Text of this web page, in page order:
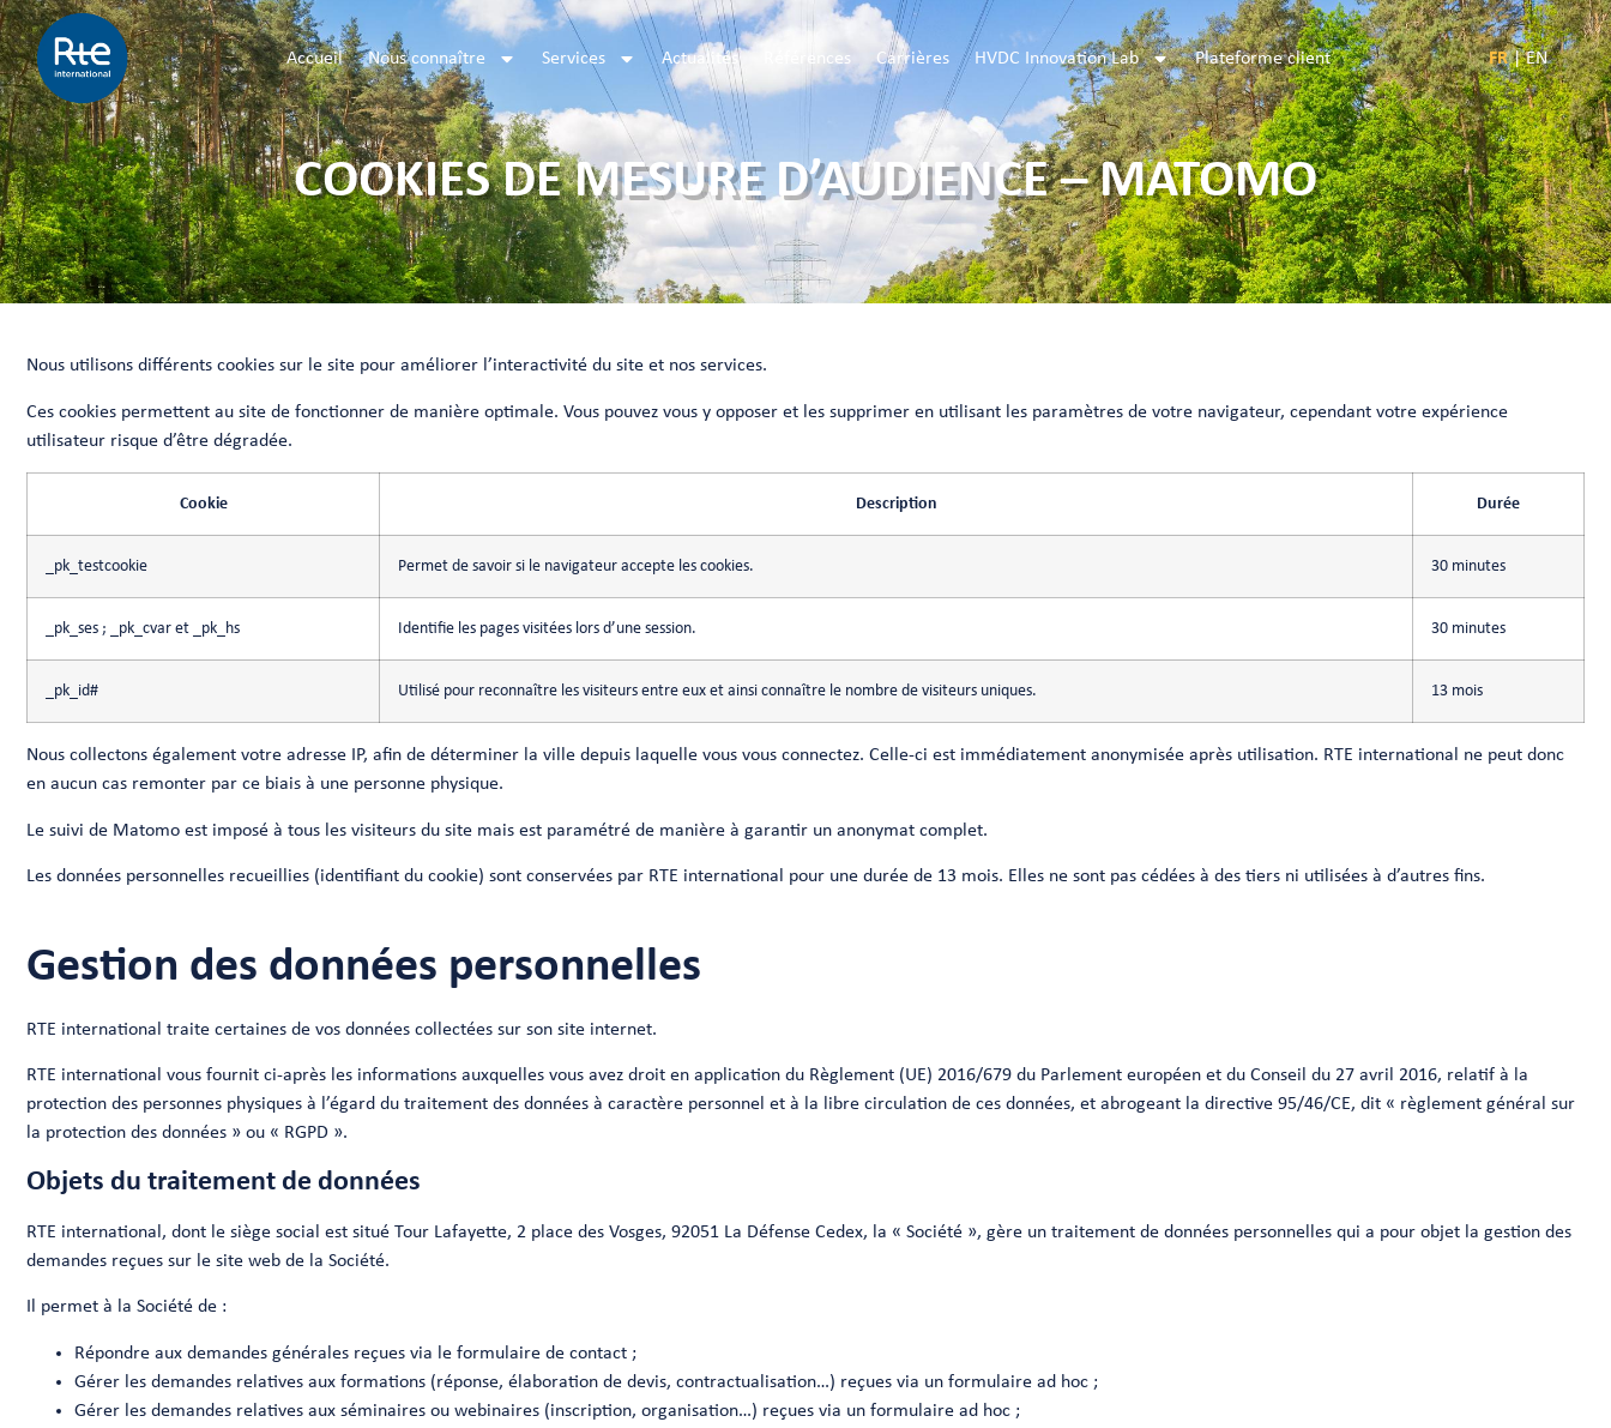
Accueil Nous connaître Services Actualités Références Carrières HVDC Innovation Lab Plateforme client FR | EN
COOKIES DE MESURE D’AUDIENCE – MATOMO
Nous utilisons différents cookies sur le site pour améliorer l’interactivité du site et nos services.
Ces cookies permettent au site de fonctionner de manière optimale. Vous pouvez vous y opposer et les supprimer en utilisant les paramètres de votre navigateur, cependant votre expérience
utilisateur risque d’être dégradée.
Cookie Description Durée
_pk_testcookie Permet de savoir si le navigateur accepte les cookies. 30 minutes
_pk_ses ; _pk_cvar et _pk_hs Identifie les pages visitées lors d’une session. 30 minutes
_pk_id# Utilisé pour reconnaître les visiteurs entre eux et ainsi connaître le nombre de visiteurs uniques. 13 mois
Nous collectons également votre adresse IP, afin de déterminer la ville depuis laquelle vous vous connectez. Celle-ci est immédiatement anonymisée après utilisation. RTE international ne peut donc
en aucun cas remonter par ce biais à une personne physique.
Le suivi de Matomo est imposé à tous les visiteurs du site mais est paramétré de manière à garantir un anonymat complet.
Les données personnelles recueillies (identifiant du cookie) sont conservées par RTE international pour une durée de 13 mois. Elles ne sont pas cédées à des tiers ni utilisées à d’autres fins.
Gestion des données personnelles
RTE international traite certaines de vos données collectées sur son site internet.
RTE international vous fournit ci-après les informations auxquelles vous avez droit en application du Règlement (UE) 2016/679 du Parlement européen et du Conseil du 27 avril 2016, relatif à la
protection des personnes physiques à l’égard du traitement des données à caractère personnel et à la libre circulation de ces données, et abrogeant la directive 95/46/CE, dit « règlement général sur
la protection des données » ou « RGPD ».
Objets du traitement de données
RTE international, dont le siège social est situé Tour Lafayette, 2 place des Vosges, 92051 La Défense Cedex, la « Société », gère un traitement de données personnelles qui a pour objet la gestion des
demandes reçues sur le site web de la Société.
Il permet à la Société de :
Répondre aux demandes générales reçues via le formulaire de contact ;
Gérer les demandes relatives aux formations (réponse, élaboration de devis, contractualisation…) reçues via un formulaire ad hoc ;
Gérer les demandes relatives aux séminaires ou webinaires (inscription, organisation…) reçues via un formulaire ad hoc ;